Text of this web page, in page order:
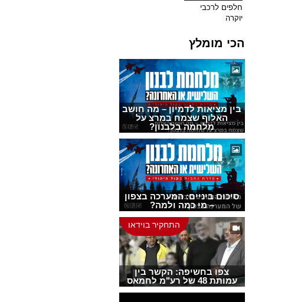
חלפים לרכבי
יוקרה
הכי מומלץ
בין מציאות לדמיון – מה חושב
האלוף שצמח במרצ על
מלחמה בלבנון?
סיכום ביניים: המערכה בצפון
– מי כמה ולמה?
התחקיר בוידאו
צפו בחשיפה: הקשר בין
עמותת 48 של רע"מ לחמאס